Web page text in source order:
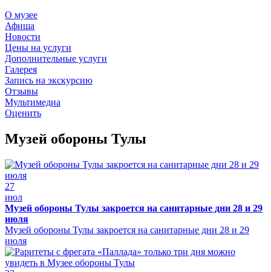
О музее
Афиша
Новости
Цены на услуги
Дополнительные услуги
Галерея
Запись на экскурсию
Отзывы
Мультимедиа
Оценить
Музей обороны Тулы
27
июл
Музей обороны Тулы закроется на санитарные дни 28 и 29
июля
Музей обороны Тулы закроется на санитарные дни 28 и 29
июля